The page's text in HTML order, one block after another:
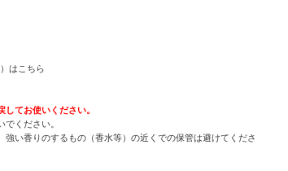
はこちら
てお使いください。
ください。
い香りのするもの（香水等）の近くでの保管は避けてくださ